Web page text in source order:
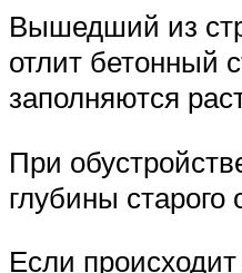
Вышедший из
отлит бетонный
заполняются
При
глубины старого
Если